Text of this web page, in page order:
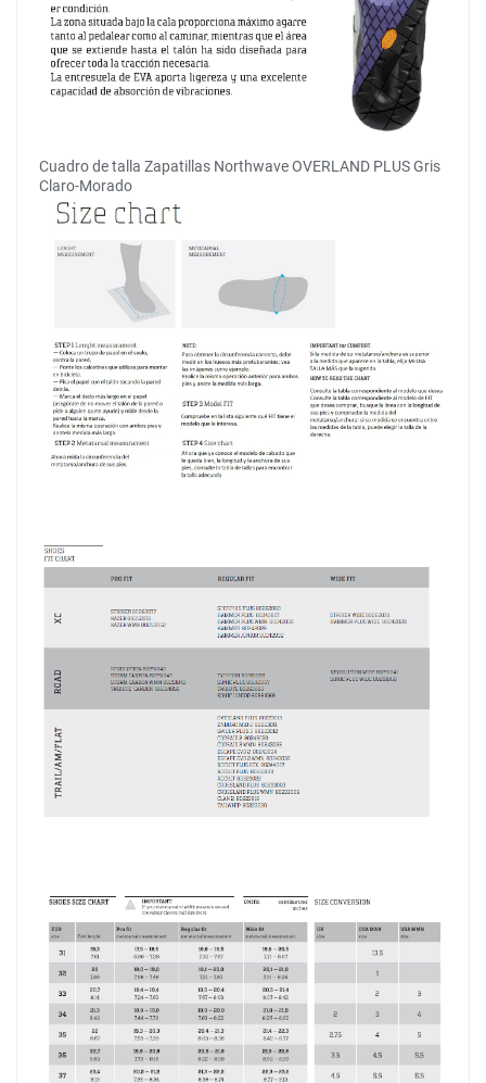
Cuadro de talla Zapatillas Northwave OVERLAND PLUS Gris
Claro-Morado